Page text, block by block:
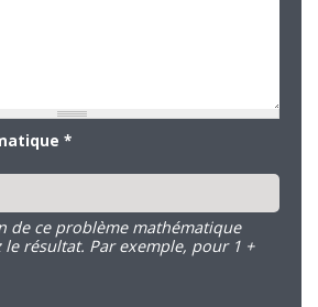
*
de ce problème mathématique
le résultat. Par exemple, pour 1 +